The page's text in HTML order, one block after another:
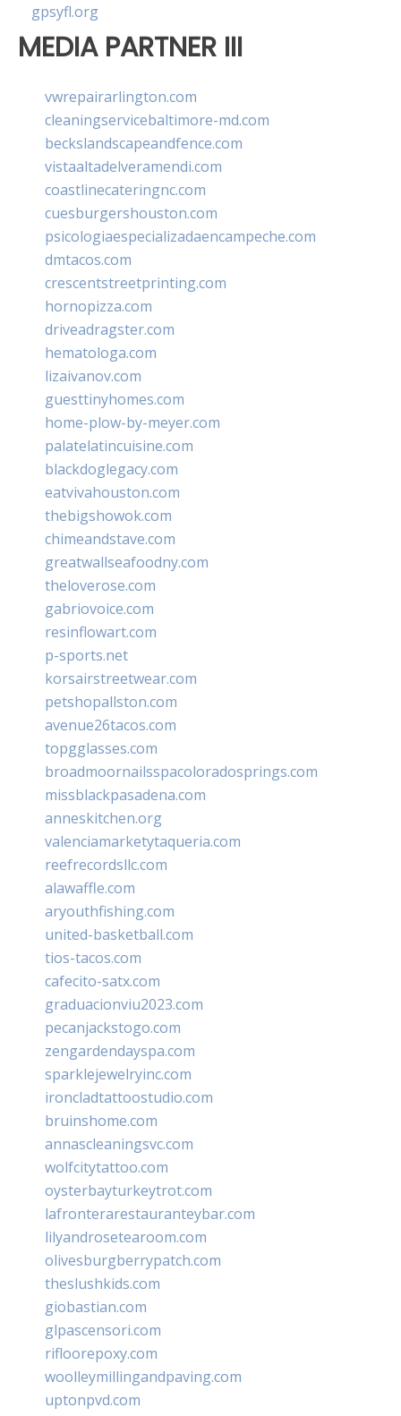
gpsyfl.org
MEDIA PARTNER III
vwrepairarlington.com
cleaningservicebaltimore-md.com
beckslandscapeandfence.com
vistaaltadelveramendi.com
coastlinecateringnc.com
cuesburgershouston.com
psicologiaespecializadaencampeche.com
dmtacos.com
crescentstreetprinting.com
hornopizza.com
driveadragster.com
hematologa.com
lizaivanov.com
guesttinyhomes.com
home-plow-by-meyer.com
palatelatincuisine.com
blackdoglegacy.com
eatvivahouston.com
thebigshowok.com
chimeandstave.com
greatwallseafoodny.com
theloverose.com
gabriovoice.com
resinflowart.com
p-sports.net
korsairstreetwear.com
petshopallston.com
avenue26tacos.com
topgglasses.com
broadmoornailsspacoloradosprings.com
missblackpasadena.com
anneskitchen.org
valenciamarketytaqueria.com
reefrecordsllc.com
alawaffle.com
aryouthfishing.com
united-basketball.com
tios-tacos.com
cafecito-satx.com
graduacionviu2023.com
pecanjackstogo.com
zengardendayspa.com
sparklejewelryinc.com
ironcladtattoostudio.com
bruinshome.com
annascleaningsvc.com
wolfcitytattoo.com
oysterbayturkeytrot.com
lafronterarestauranteybar.com
lilyandrosetearoom.com
olivesburgberrypatch.com
theslushkids.com
giobastian.com
glpascensori.com
rifloorepoxy.com
woolleymillingandpaving.com
uptonpvd.com